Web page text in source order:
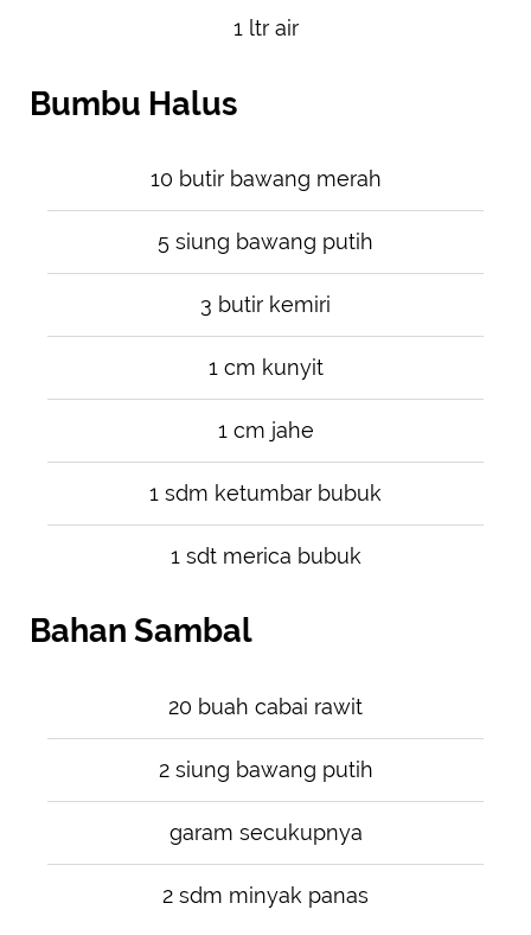
1 ltr air
Bumbu Halus
10 butir bawang merah
5 siung bawang putih
3 butir kemiri
1 cm kunyit
1 cm jahe
1 sdm ketumbar bubuk
1 sdt merica bubuk
Bahan Sambal
20 buah cabai rawit
2 siung bawang putih
garam secukupnya
2 sdm minyak panas